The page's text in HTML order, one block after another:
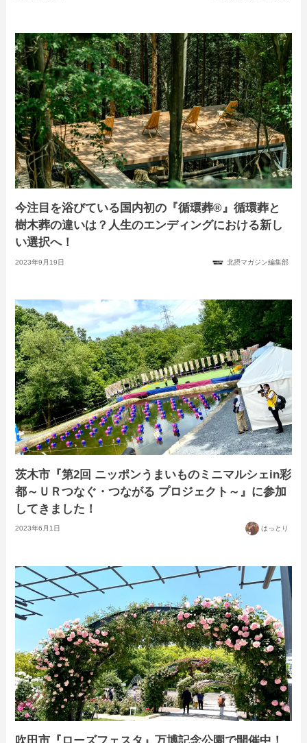
今注目を浴びている国内初の『循環葬®︎』循環葬と
樹木葬の違いは？人生のエンディングにおける新し
い選択へ！
2023年9月19日 北摂マガジン編集部
茨木市『第2回 ニッポンうまいものミニマルシェin彩
都～ＵＲつなぐ・つながる プロジェクト～』に参加
してきました！
2023年6月1日 はっとり